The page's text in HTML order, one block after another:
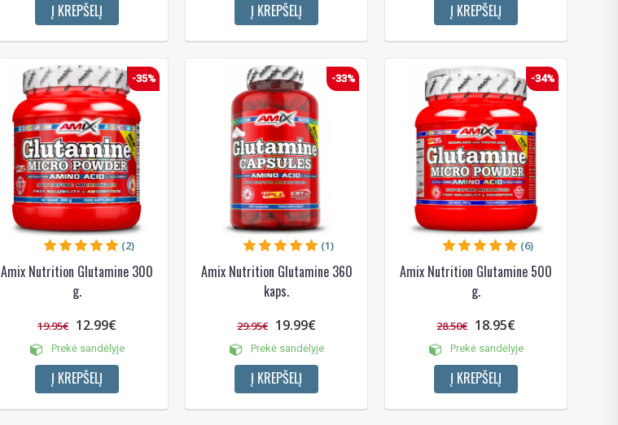
Į KREPŠELĮ Į KREPŠELĮ Į KREPŠELĮ
-35%
Amix Nutrition Glutamine 300
g.
(2)
19.95€ 12.99€
Prekė sandėlyje
Į KREPŠELĮ
-33%
Amix Nutrition Glutamine 360
kaps.
(1)
29.95€ 19.99€
Prekė sandėlyje
Į KREPŠELĮ
-34%
Amix Nutrition Glutamine 500
g.
(6)
28.50€ 18.95€
Prekė sandėlyje
Į KREPŠELĮ
Prenumeruok mūsų naujienlaiškį jau
dabar!
* Nuolaida taikoma gamintojams: Amix, Bigman,
XXL, Raw powders, Go powders, Maxxwin, Power
system. Akcijinėms prekėms nuolaida netaikoma,
nuolaidos nesumuojamos.
Gauti pasiūlymus ir nuolaidas
Sužinoti, kaip mes apsaugome ir tvarkome
Jūsų duomenis galite perskaitę mūsų
privatumo politikos sąlygas.